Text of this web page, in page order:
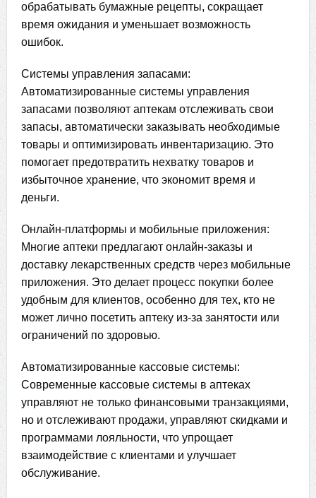
обрабатывать бумажные рецепты, сокращает
время ожидания и уменьшает возможность
ошибок.
Системы управления запасами:
Автоматизированные системы управления
запасами позволяют аптекам отслеживать свои
запасы, автоматически заказывать необходимые
товары и оптимизировать инвентаризацию. Это
помогает предотвратить нехватку товаров и
избыточное хранение, что экономит время и
деньги.
Онлайн-платформы и мобильные приложения:
Многие аптеки предлагают онлайн-заказы и
доставку лекарственных средств через мобильные
приложения. Это делает процесс покупки более
удобным для клиентов, особенно для тех, кто не
может лично посетить аптеку из-за занятости или
ограничений по здоровью.
Автоматизированные кассовые системы:
Современные кассовые системы в аптеках
управляют не только финансовыми транзакциями,
но и отслеживают продажи, управляют скидками и
программами лояльности, что упрощает
взаимодействие с клиентами и улучшает
обслуживание.